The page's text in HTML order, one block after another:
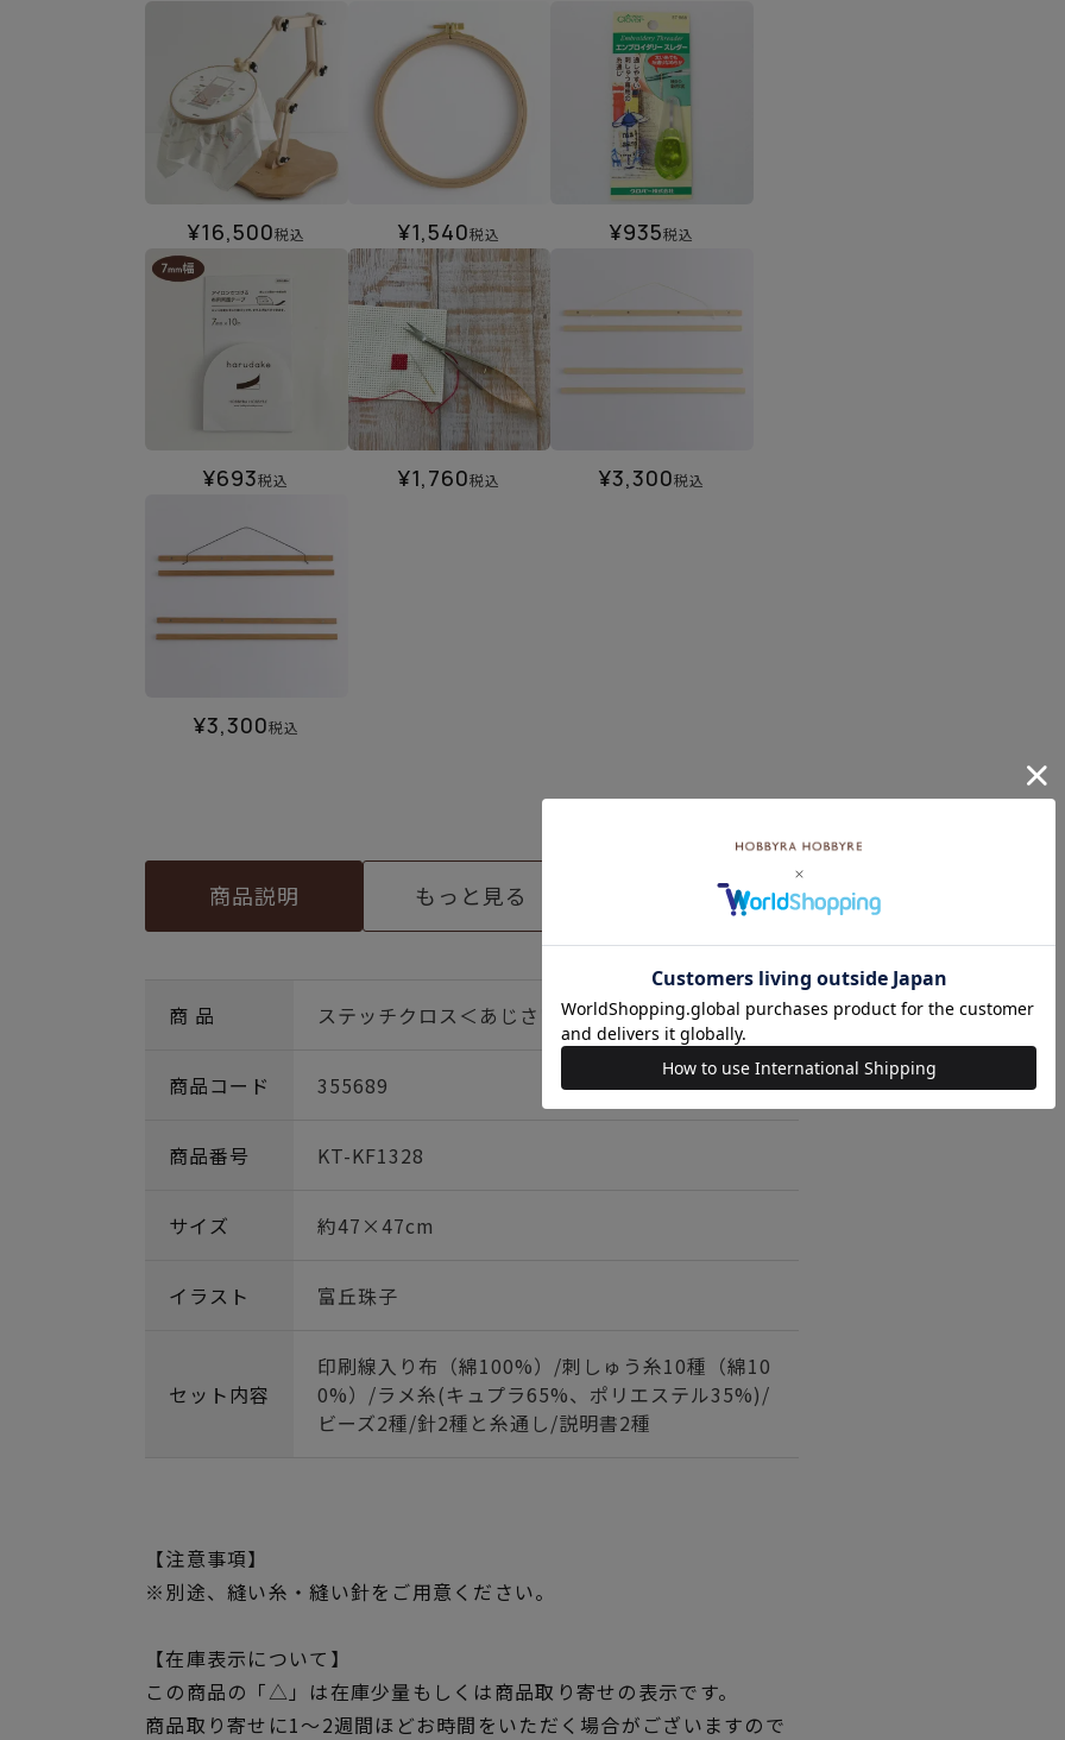
¥16,500税込 ¥1,540税込 ¥935税込
¥693税込 ¥1,760税込 ¥3,300税込
¥3,300税込
商品説明 もっと見る レビュー
商 品 ステッチクロス＜あじさいリース＞
商品コード 355689
商品番号 KT-KF1328
サイズ 約47×47cm
イラスト 富丘珠子
セット内容
印刷線入り布（綿100%）/刺しゅう糸10種（綿10
0%）/ラメ糸(キュプラ65%、ポリエステル35%)/
ビーズ2種/針2種と糸通し/説明書2種
【注意事項】
※別途、縫い糸・縫い針をご用意ください。
【在庫表示について】
この商品の「△」は在庫少量もしくは商品取り寄せの表示です。
商品取り寄せに1～2週間ほどお時間をいただく場合がございますので